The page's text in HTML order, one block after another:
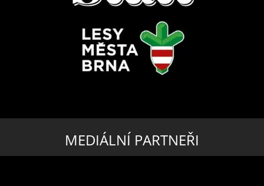
MEDIÁLNÍ PARTNEŘI